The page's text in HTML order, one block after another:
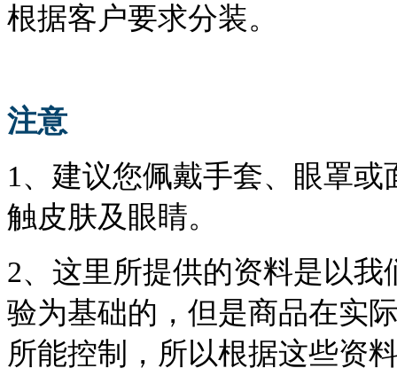
根据客户要求分装。
注意
1、建议您佩戴手套、眼罩
触皮肤及眼睛。
2、这里所提供的资料是以
验为基础的，但是商品在实
所能控制，所以根据这些资